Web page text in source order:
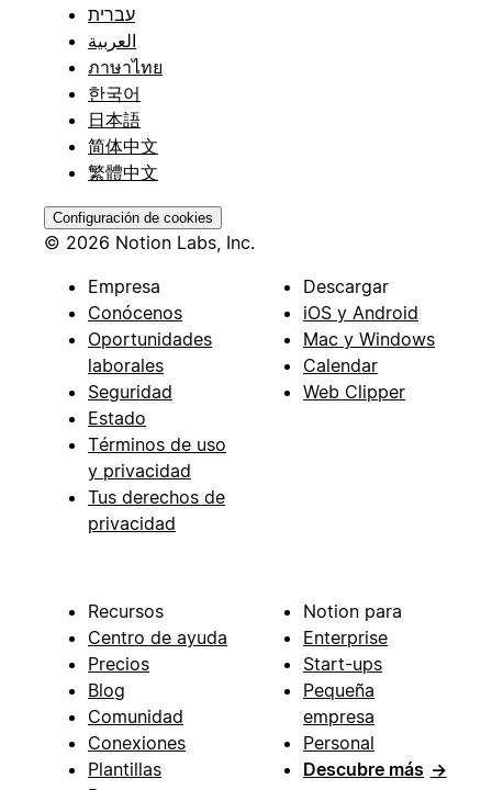
עברית
العربية
ภาษาไทย
한국어
日本語
简体中文
繁體中文
Configuración de cookies
© 2026 Notion Labs, Inc.
Empresa
Conócenos
Oportunidades
laborales
Seguridad
Estado
Términos de uso
y privacidad
Tus derechos de
privacidad
Descargar
iOS y Android
Mac y Windows
Calendar
Web Clipper
Recursos
Centro de ayuda
Precios
Blog
Comunidad
Conexiones
Plantillas
Notion para
Enterprise
Start-ups
Pequeña
empresa
Personal
Descubre más →